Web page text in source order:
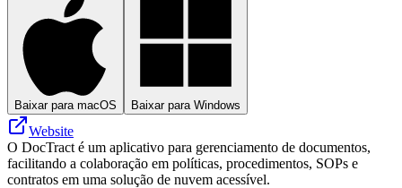
Baixar para macOS Baixar para Windows
Website
O DocTract é um aplicativo para gerenciamento de documentos,
facilitando a colaboração em políticas, procedimentos, SOPs e
contratos em uma solução de nuvem acessível.